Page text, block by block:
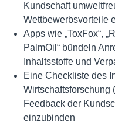
Kundschaft
Wettbewerbsvorteile
Apps wie „ToxFox“,
PalmOil“ bündeln
Inhaltsstoffe und
Eine Checkliste des
Wirtschaftsforschung
Feedback der
einzubinden